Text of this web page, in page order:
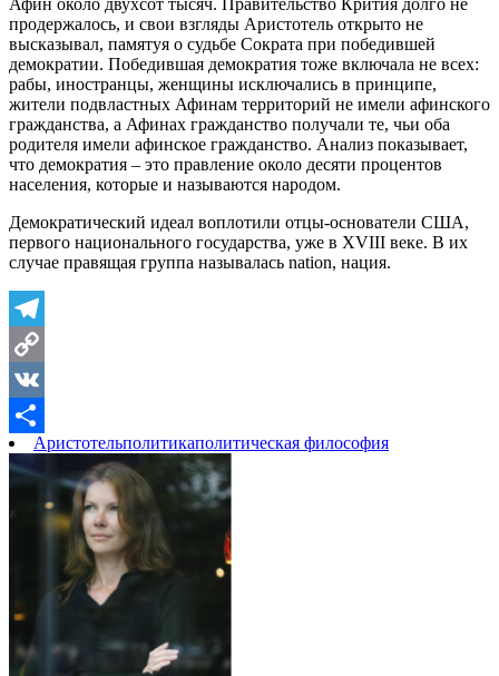
Афин около двухсот тысяч. Правительство Крития долго не
продержалось, и свои взгляды Аристотель открыто не
высказывал, памятуя о судьбе Сократа при победившей
демократии. Победившая демократия тоже включала не всех:
рабы, иностранцы, женщины исключались в принципе,
жители подвластных Афинам территорий не имели афинского
гражданства, а Афинах гражданство получали те, чьи оба
родителя имели афинское гражданство. Анализ показывает,
что демократия – это правление около десяти процентов
населения, которые и называются народом.
Демократический идеал воплотили отцы-основатели США,
первого национального государства, уже в XVIII веке. В их
случае правящая группа называлась nation, нация.
Telegram
Copy
Link
VK
Отправить
Аристотельполитикаполитическая философия